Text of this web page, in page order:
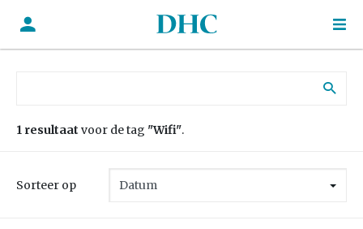
1 resultaat voor de tag "Wifi".
Sorteer op